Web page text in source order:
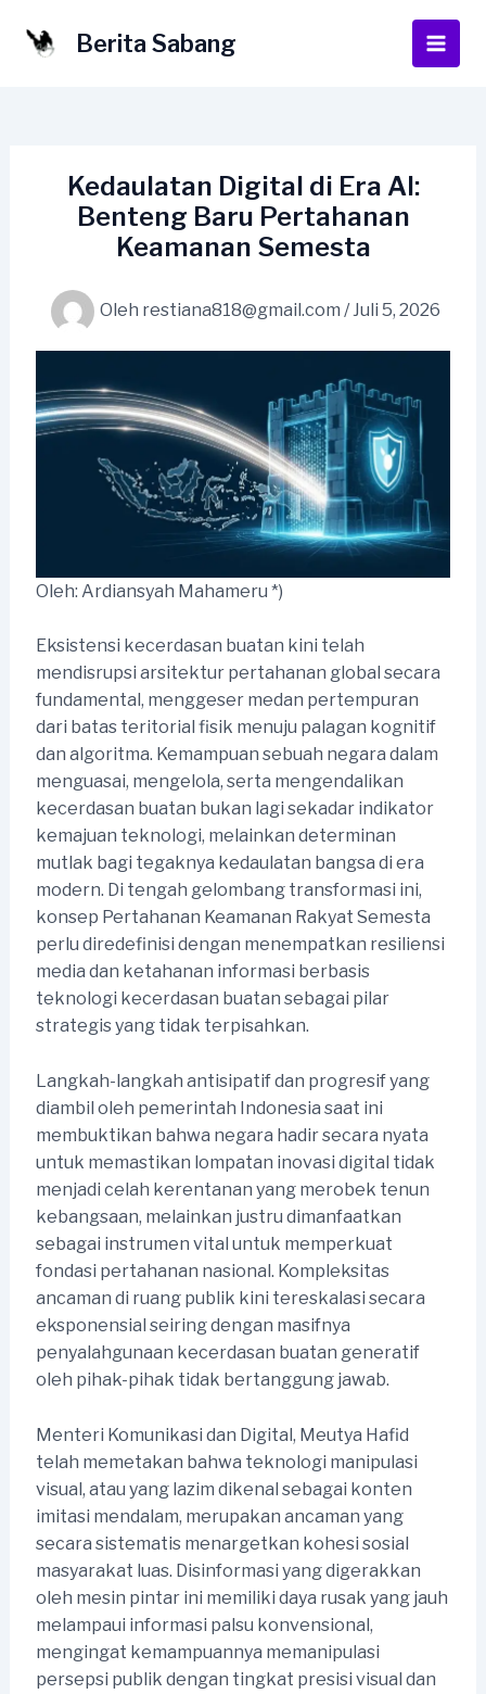
Berita Sabang
Main
Kedaulatan Digital di Era AI:
Benteng Baru Pertahanan
Keamanan Semesta
Oleh restiana818@gmail.com /Juli 5, 2026
Oleh: Ardiansyah Mahameru *)
Eksistensi kecerdasan buatan kini telah
mendisrupsi arsitektur pertahanan global secara
fundamental, menggeser medan pertempuran
dari batas teritorial fisik menuju palagan kognitif
dan algoritma. Kemampuan sebuah negara dalam
menguasai, mengelola, serta mengendalikan
kecerdasan buatan bukan lagi sekadar indikator
kemajuan teknologi, melainkan determinan
mutlak bagi tegaknya kedaulatan bangsa di era
modern. Di tengah gelombang transformasi ini,
konsep Pertahanan Keamanan Rakyat Semesta
perlu diredefinisi dengan menempatkan resiliensi
media dan ketahanan informasi berbasis
teknologi kecerdasan buatan sebagai pilar
strategis yang tidak terpisahkan.
Langkah-langkah antisipatif dan progresif yang
diambil oleh pemerintah Indonesia saat ini
membuktikan bahwa negara hadir secara nyata
untuk memastikan lompatan inovasi digital tidak
menjadi celah kerentanan yang merobek tenun
kebangsaan, melainkan justru dimanfaatkan
sebagai instrumen vital untuk memperkuat
fondasi pertahanan nasional. Kompleksitas
ancaman di ruang publik kini tereskalasi secara
eksponensial seiring dengan masifnya
penyalahgunaan kecerdasan buatan generatif
oleh pihak-pihak tidak bertanggung jawab.
Menteri Komunikasi dan Digital, Meutya Hafid
telah memetakan bahwa teknologi manipulasi
visual, atau yang lazim dikenal sebagai konten
imitasi mendalam, merupakan ancaman yang
secara sistematis menargetkan kohesi sosial
masyarakat luas. Disinformasi yang digerakkan
oleh mesin pintar ini memiliki daya rusak yang jauh
melampaui informasi palsu konvensional,
mengingat kemampuannya memanipulasi
persepsi publik dengan tingkat presisi visual dan